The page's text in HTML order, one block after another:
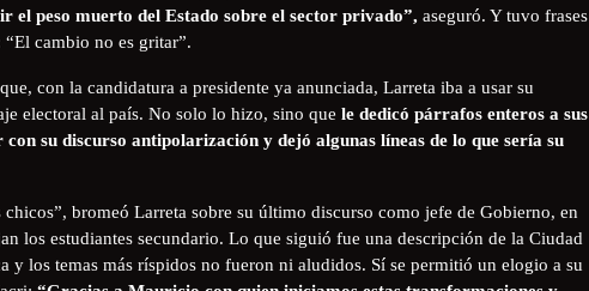
el peso muerto del Estado sobre el sector privado”, aseguró. Y tuvo frases
“El cambio no es gritar”.
con la candidatura a presidente ya anunciada, Larreta iba a usar su
electoral al país. No solo lo hizo, sino que le dedicó párrafos enteros a sus
su discurso antipolarización y dejó algunas líneas de lo que sería su
bromeó Larreta sobre su último discurso como jefe de Gobierno, en
los estudiantes secundario. Lo que siguió fue una descripción de la Ciudad
y los temas más ríspidos no fueron ni aludidos. Sí se permitió un elogio a su